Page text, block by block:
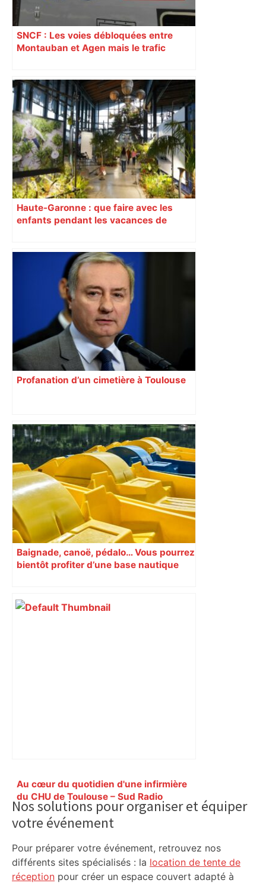
SNCF : Les voies débloquées entre
Montauban et Agen mais le trafic
Haute-Garonne : que faire avec les
enfants pendant les vacances de
Profanation d’un cimetière à Toulouse
Baignade, canoë, pédalo… Vous pourrez
bientôt profiter d’une base nautique
Au cœur du quotidien d'une infirmière
du CHU de Toulouse – Sud Radio
Primary
Sidebar
Nos solutions pour organiser et équiper
votre événement
Pour préparer votre événement, retrouvez nos
différents sites spécialisés : la location de tente de
réception pour créer un espace couvert adapté à